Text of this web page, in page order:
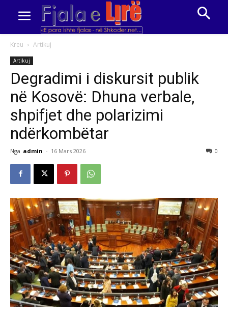
Kreu Artikuj
Artikuj
Degradimi i diskursit publik
në Kosovë: Dhuna verbale,
shpifjet dhe polarizimi
ndërkombëtar
Nga admin - 16 Mars 2026 0